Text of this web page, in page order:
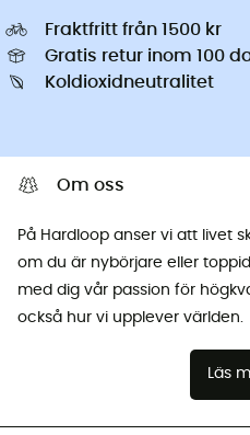
Fraktfritt från 1500 kr
Gratis retur inom 100
Koldioxidneutralitet
Om oss
På Hardloop anser vi att livet
om du är nybörjare eller
med dig vår passion för
också hur vi upplever världen.
Läs